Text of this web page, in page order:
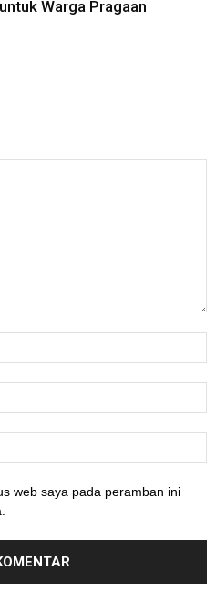
Warga Pragaan
web saya pada peramban ini